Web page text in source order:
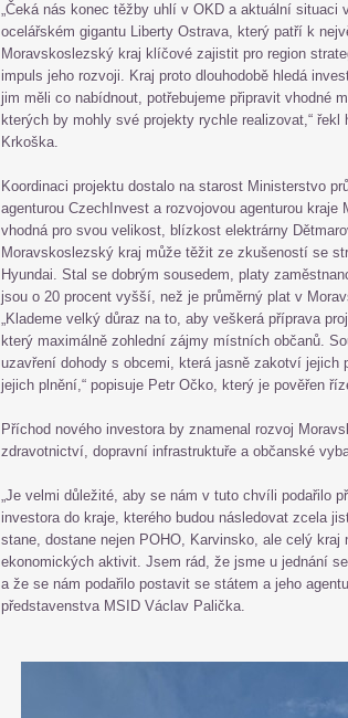
„Čeká nás konec těžby uhlí v OKD a aktuální situaci
ocelářském gigantu Liberty Ostrava, který patří k
Moravskoslezský kraj klíčové zajistit pro region
impuls jeho rozvoji. Kraj proto dlouhodobě hledá
jim měli co nabídnout, potřebujeme připravit vhodné
kterých by mohly své projekty rychle realizovat,“
Krkoška.
Koordinaci projektu dostalo na starost Ministerstvo
agenturou CzechInvest a rozvojovou agenturou kraje
vhodná pro svou velikost, blízkost elektrárny
Moravskoslezský kraj může těžit ze zkušeností se
Hyundai. Stal se dobrým sousedem, platy
jsou o 20 procent vyšší, než je průměrný plat v
„Klademe velký důraz na to, aby veškerá příprava
který maximálně zohlední zájmy místních občanů.
uzavření dohody s obcemi, která jasně zakotví jejich
jejich plnění,“ popisuje Petr Očko, který je pověřen
Příchod nového investora by znamenal rozvoj
zdravotnictví, dopravní infrastruktuře a občanské
„Je velmi důležité, aby se nám v tuto chvíli podařilo
investora do kraje, kterého budou následovat zcela
stane, dostane nejen POHO, Karvinsko, ale celý
ekonomických aktivit. Jsem rád, že jsme u jednání
a že se nám podařilo postavit se státem a jeho
představenstva MSID Václav Palička.